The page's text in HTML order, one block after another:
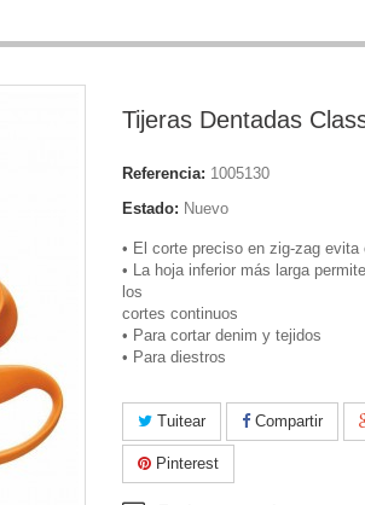
Tijeras Dentadas
Referencia: 1005130
Estado: Nuevo
• El corte preciso en zig-zag
• La hoja inferior más larga
los
cortes continuos
• Para cortar denim y tejidos
• Para diestros
Tuitear Compartir
Pinterest